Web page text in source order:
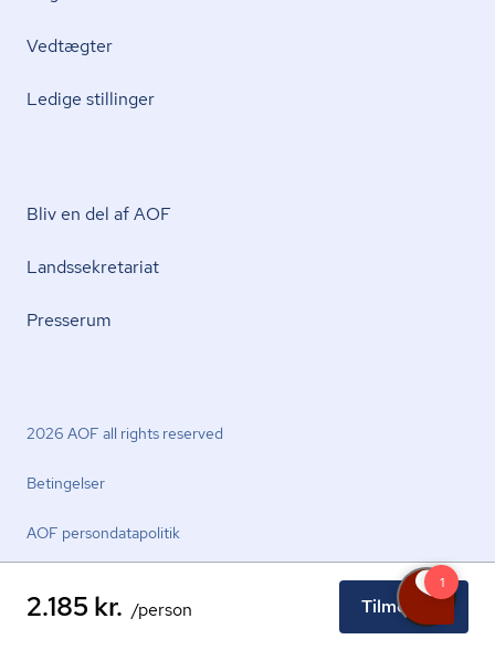
2.185 kr. /person Tilmeld nu
Vedtægter
Ledige stillinger
Bliv en del af AOF
Lands­se­kre­ta­ri­at
Presserum
2026 AOF all rights reserved
Betingelser
AOF per­son­da­ta­po­li­tik
facebook.comyoutube.comlinkedin.com